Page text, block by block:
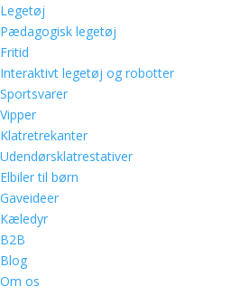
Legetøj
Pædagogisk legetøj
Fritid
Interaktivt legetøj og robotter
Sportsvarer
Vipper
Klatretrekanter
Udendørsklatrestativer
Elbiler til børn
Gaveideer
Kæledyr
B2B
Blog
Om os